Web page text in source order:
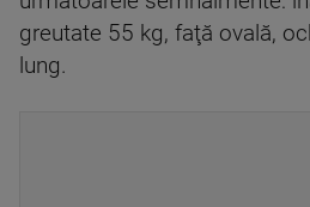
greutate 55 kg, faţă ovală,
lung.